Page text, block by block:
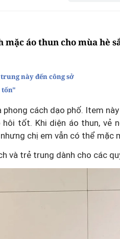
mặc áo thun cho mùa hè
này đến công sở
tốn"
cách dạo phố. Item
tốt. Khi diện áo thun, vẻ
chị em vẫn có thể mặc
và trẻ trung dành cho các